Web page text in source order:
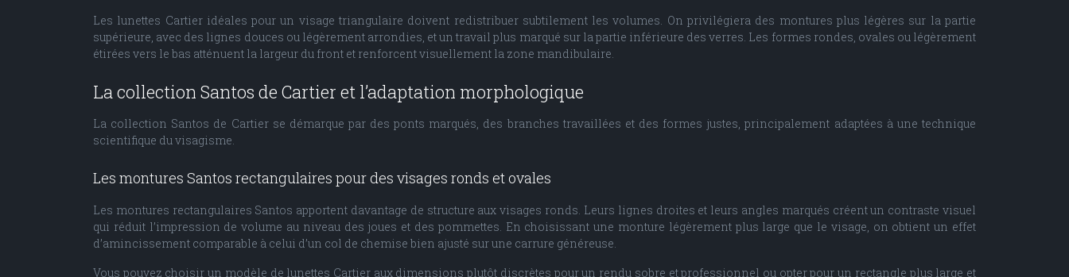
Les lunettes Cartier idéales pour un visage triangulaire doivent redistribuer subtilement les volumes. On privilégiera des montures plus légères sur la partie
supérieure, avec des lignes douces ou légèrement arrondies, et un travail plus marqué sur la partie inférieure des verres. Les formes rondes, ovales ou légèrement
étirées vers le bas atténuent la largeur du front et renforcent visuellement la zone mandibulaire.
La collection Santos de Cartier et l’adaptation morphologique
La collection Santos de Cartier se démarque par des ponts marqués, des branches travaillées et des formes justes, principalement adaptées à une technique
scientifique du visagisme.
Les montures Santos rectangulaires pour des visages ronds et ovales
Les montures rectangulaires Santos apportent davantage de structure aux visages ronds. Leurs lignes droites et leurs angles marqués créent un contraste visuel
qui réduit l’impression de volume au niveau des joues et des pommettes. En choisissant une monture légèrement plus large que le visage, on obtient un effet
d’amincissement comparable à celui d’un col de chemise bien ajusté sur une carrure généreuse.
Vous pouvez choisir un modèle de lunettes Cartier aux dimensions plutôt discrètes pour un rendu sobre et professionnel ou opter pour un rectangle plus large et